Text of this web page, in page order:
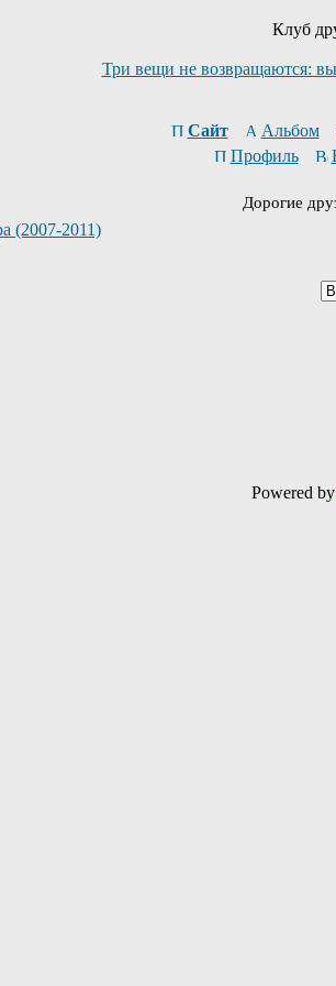
Клуб
Три вещи не возвращаются:
Сайт Альбом
Профиль
Дорогие
(2007-2011)
Powered by